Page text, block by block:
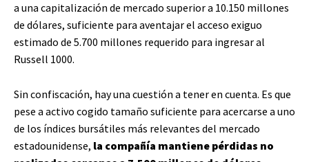
a una capitalización de mercado superior a 10.150 millones
de dólares, suficiente para aventajar el acceso exiguo
estimado de 5.700 millones requerido para ingresar al
Russell 1000.
Sin confiscación, hay una cuestión a tener en cuenta. Es que
pese a activo cogido tamaño suficiente para acercarse a uno
de los índices bursátiles más relevantes del mercado
estadounidense, la compañía mantiene pérdidas no